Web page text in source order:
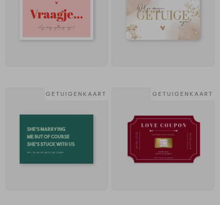
GETUIGENKAART GETUIGENKAART